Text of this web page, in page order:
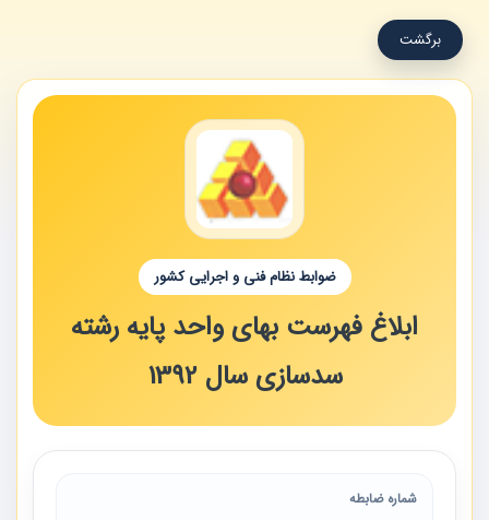
برگشت
ضوابط نظام فنی و اجرایی کشور
ابلاغ فهرست بهای واحد پایه رشته
سدسازی سال 1392
شماره ضابطه